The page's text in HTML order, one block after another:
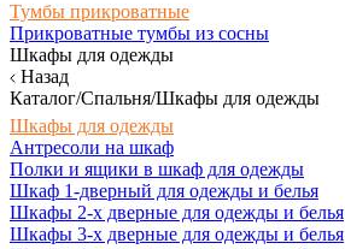
Тумбы прикроватные
Прикроватные тумбы из сосны
Шкафы для одежды
Назад
Каталог/Спальня/Шкафы для одежды
Шкафы для одежды
Антресоли на шкаф
Полки и ящики в шкаф для одежды
Шкаф 1-дверный для одежды и белья
Шкафы 2-х дверные для одежды и белья
Шкафы 3-х дверные для одежды и белья